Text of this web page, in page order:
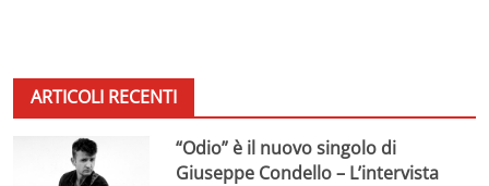
ARTICOLI RECENTI
“Odio” è il nuovo singolo di
Giuseppe Condello – L’intervista